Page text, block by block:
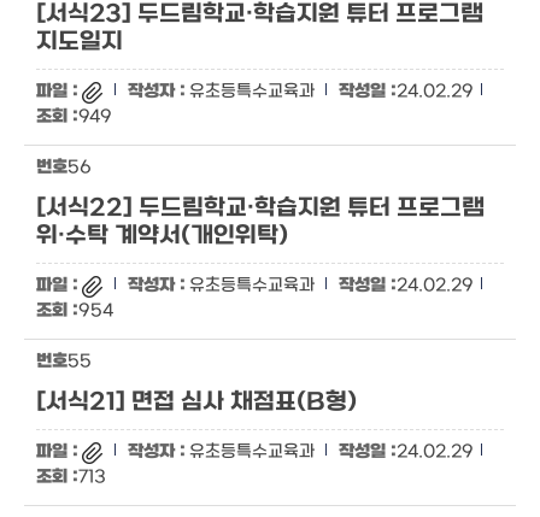
[서식23] 두드림학교·학습지원 튜터 프로그램
지도일지
유초등특수교육과
24.02.29
949
56
[서식22] 두드림학교·학습지원 튜터 프로그램
위·수탁 계약서(개인위탁)
유초등특수교육과
24.02.29
954
55
[서식21] 면접 심사 채점표(B형)
유초등특수교육과
24.02.29
713